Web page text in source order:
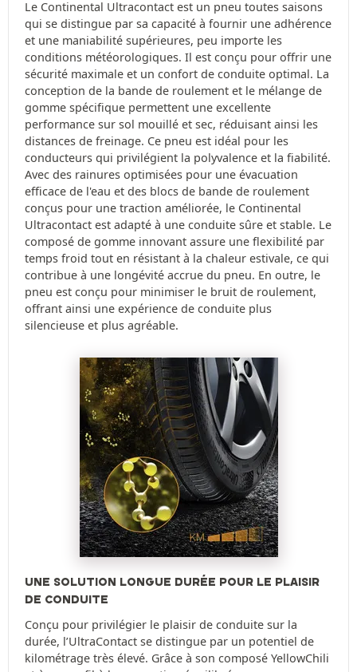
Le Continental Ultracontact est un pneu toutes saisons
qui se distingue par sa capacité à fournir une adhérence
et une maniabilité supérieures, peu importe les
conditions météorologiques. Il est conçu pour offrir une
sécurité maximale et un confort de conduite optimal. La
conception de la bande de roulement et le mélange de
gomme spécifique permettent une excellente
performance sur sol mouillé et sec, réduisant ainsi les
distances de freinage. Ce pneu est idéal pour les
conducteurs qui privilégient la polyvalence et la fiabilité.
Avec des rainures optimisées pour une évacuation
efficace de l'eau et des blocs de bande de roulement
conçus pour une traction améliorée, le Continental
Ultracontact est adapté à une conduite sûre et stable. Le
composé de gomme innovant assure une flexibilité par
temps froid tout en résistant à la chaleur estivale, ce qui
contribue à une longévité accrue du pneu. En outre, le
pneu est conçu pour minimiser le bruit de roulement,
offrant ainsi une expérience de conduite plus
silencieuse et plus agréable.
UNE SOLUTION LONGUE DURÉE POUR LE PLAISIR
DE CONDUITE
Conçu pour privilégier le plaisir de conduite sur la
durée, l’UltraContact se distingue par un potentiel de
kilométrage très élevé. Grâce à son composé YellowChili